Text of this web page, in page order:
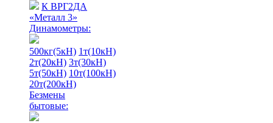
К ВРГ2ДА
«Металл 3»
Динамометры:
500кг(5кН) 1т(10кН)
2т(20кН) 3т(30кН)
5т(50кН) 10т(100кН)
20т(200кН)
Безмены
бытовые: